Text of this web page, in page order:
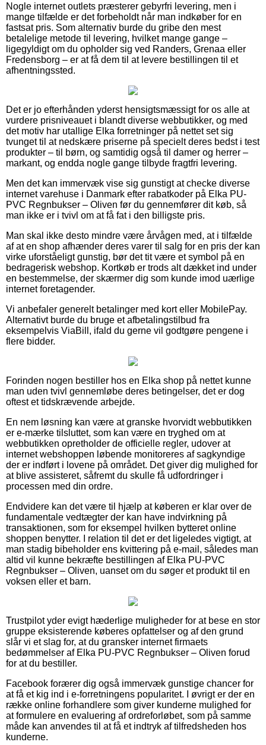
Nogle internet outlets præsterer gebyrfri levering, men i
mange tilfælde er det forbeholdt når man indkøber for en
fastsat pris. Som alternativ burde du gribe den mest
betalelige metode til levering, hvilket mange gange –
ligegyldigt om du opholder sig ved Randers, Grenaa eller
Fredensborg – er at få dem til at levere bestillingen til et
afhentningssted.
Det er jo efterhånden yderst hensigtsmæssigt for os alle at
vurdere prisniveauet i blandt diverse webbutikker, og med
det motiv har utallige Elka forretninger på nettet set sig
tvunget til at nedskære priserne på specielt deres bedst i test
produkter – til børn, og samtidig også til damer og herrer –
markant, og endda nogle gange tilbyde fragtfri levering.
Men det kan immervæk vise sig gunstigt at checke diverse
internet varehuse i Danmark efter rabatkoder på Elka PU-
PVC Regnbukser – Oliven før du gennemfører dit køb, så
man ikke er i tvivl om at få fat i den billigste pris.
Man skal ikke desto mindre være årvågen med, at i tilfælde
af at en shop afhænder deres varer til salg for en pris der kan
virke uforståeligt gunstig, bør det tit være et symbol på en
bedragerisk webshop. Kortkøb er trods alt dækket ind under
en bestemmelse, der skærmer dig som kunde imod uærlige
internet foretagender.
Vi anbefaler generelt betalinger med kort eller MobilePay.
Alternativt burde du bruge et afbetalingstilbud fra
eksempelvis ViaBill, ifald du gerne vil godtgøre pengene i
flere bidder.
Forinden nogen bestiller hos en Elka shop på nettet kunne
man uden tvivl gennemløbe deres betingelser, det er dog
oftest et tidskrævende arbejde.
En nem løsning kan være at granske hvorvidt webbutikken
er e-mærke tilsluttet, som kan være en tryghed om at
webbutikken opretholder de officielle regler, udover at
internet webshoppen løbende monitoreres af sagkyndige
der er indført i lovene på området. Det giver dig mulighed for
at blive assisteret, såfremt du skulle få udfordringer i
processen med din ordre.
Endvidere kan det være til hjælp at køberen er klar over de
fundamentale vedtægter der kan have indvirkning på
transaktionen, som for eksempel hvilken bytteret online
shoppen benytter. I relation til det er det ligeledes vigtigt, at
man stadig bibeholder ens kvittering på e-mail, således man
altid vil kunne bekræfte bestillingen af Elka PU-PVC
Regnbukser – Oliven, uanset om du søger et produkt til en
voksen eller et barn.
Trustpilot yder evigt hæderlige muligheder for at bese en stor
gruppe eksisterende køberes opfattelser og af den grund
slår vi et slag for, at du gransker internet firmaets
bedømmelser af Elka PU-PVC Regnbukser – Oliven forud
for at du bestiller.
Facebook forærer dig også immervæk gunstige chancer for
at få et kig ind i e-forretningens popularitet. I øvrigt er der en
række online forhandlere som giver kunderne mulighed for
at formulere en evaluering af ordreforløbet, som på samme
måde kan anvendes til at få et indtryk af tilfredsheden hos
kunderne.